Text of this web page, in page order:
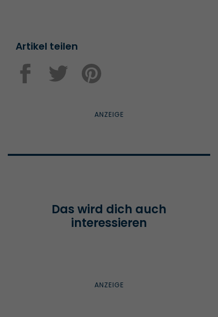
Artikel teilen
Das wird dich auch
interessieren